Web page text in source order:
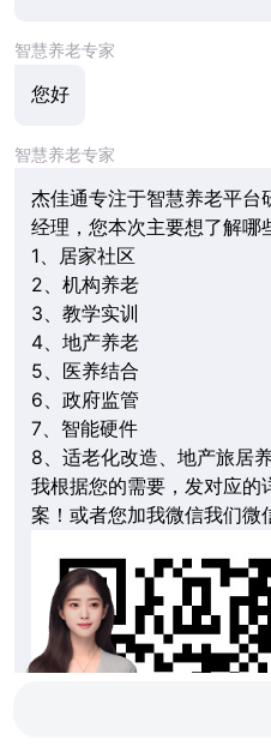
智慧养老专家
您好
智慧养老专家
杰佳通专注于智慧养老平台
经理，您本次主要想了解哪
1、居家社区
2、机构养老
3、教学实训
4、地产养老
5、医养结合
6、政府监管
7、智能硬件
8、适老化改造、地产旅居
我根据您的需要，发对应的
案！或者您加我微信我们微